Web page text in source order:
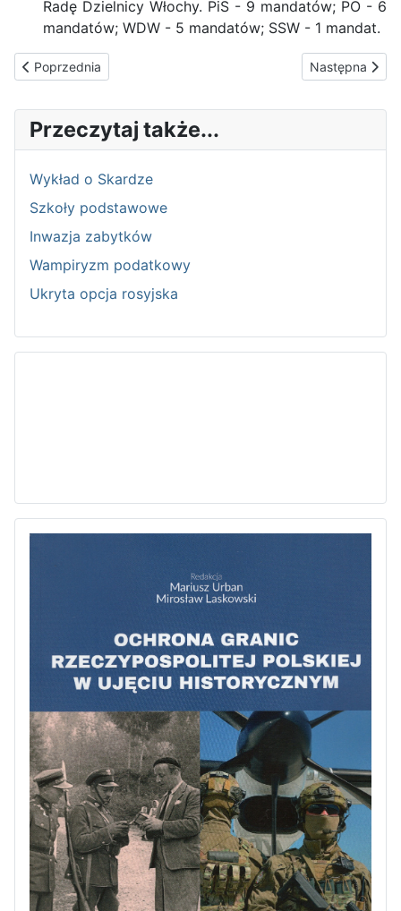
Radę Dzielnicy Włochy. PiS - 9 mandatów; PO - 6
mandatów; WDW - 5 mandatów; SSW - 1 mandat.
Poprzednia strona: REFERENDUM
Poprzednia Następna
Następna
Przeczytaj także...
Wykład o Skardze
Szkoły podstawowe
Inwazja zabytków
Wampiryzm podatkowy
Ukryta opcja rosyjska